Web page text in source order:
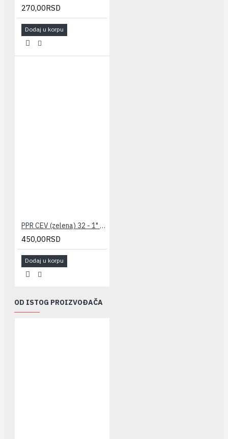
270,00RSD
Dodaj u korpu
PPR CEV (zelena) 32 - 1" PESTAN
450,00RSD
Dodaj u korpu
OD ISTOG PROIZVOĐAČA